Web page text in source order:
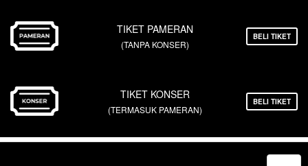
TIKET PAMERAN
(TANPA KONSER)
BELI TIKET
TIKET KONSER
(TERMASUK PAMERAN)
BELI TIKET